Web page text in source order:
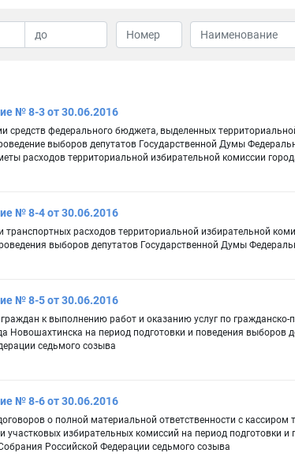
№ 8-3 от 30.06.2016
средств федерального бюджета, выделенных
выборов депутатов Государственной Думы
расходов территориальной избирательной комиссии
№ 8-4 от 30.06.2016
транспортных расходов территориальной избирательной
выборов депутатов Государственной Думы
№ 8-5 от 30.06.2016
к выполнению работ и оказанию услуг по
Новошахтинска на период подготовки и поведения выборов
седьмого созыва
№ 8-6 от 30.06.2016
о полной материальной ответственности с кассиром
участковых избирательных комиссий на период подготовки
Российской Федерации седьмого созыва